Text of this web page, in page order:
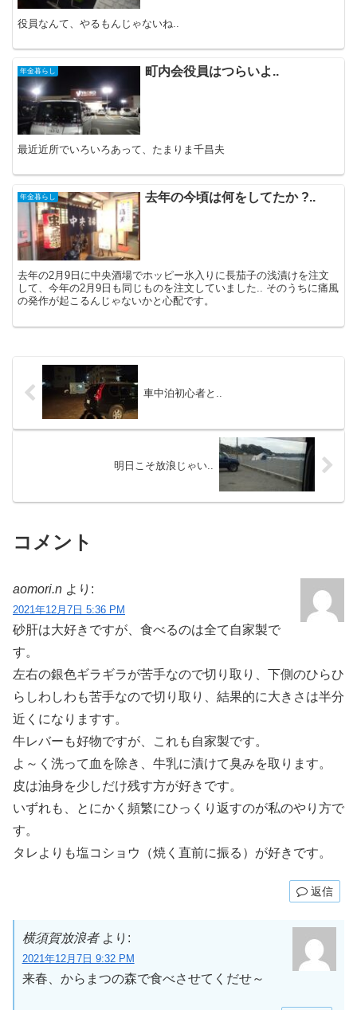
役員なんて、やるもんじゃないね..
年金暮らし 町内会役員はつらいよ..
最近近所でいろいろあって、たまりま千昌夫
年金暮らし 去年の今頃は何をしてたか ?..
去年の2月9日に中央酒場でホッピー氷入りに長茄子の浅漬けを注文
して、今年の2月9日も同じものを注文していました.. そのうちに痛風
の発作が起こるんじゃないかと心配です。
車中泊初心者と..
明日こそ放浪じゃい..
コメント
aomori.n より:
2021年12月7日 5:36 PM
砂肝は大好きですが、食べるのは全て自家製で
す。
左右の銀色ギラギラが苦手なので切り取り、下側のひらひ
らしわしわも苦手なので切り取り、結果的に大きさは半分
近くになりますす。
牛レバーも好物ですが、これも自家製です。
よ～く洗って血を除き、牛乳に漬けて臭みを取ります。
皮は油身を少しだけ残す方が好きです。
いずれも、とにかく頻繁にひっくり返すのが私のやり方で
す。
タレよりも塩コショウ（焼く直前に振る）が好きです。
返信
横須賀放浪者 より:
2021年12月7日 9:32 PM
来春、からまつの森で食べさせてくだせ～